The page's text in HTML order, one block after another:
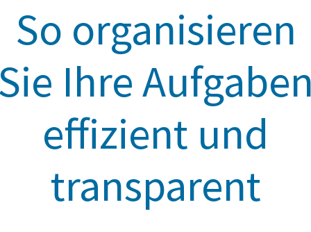
So organisieren
Ihre
effizient und
transparent